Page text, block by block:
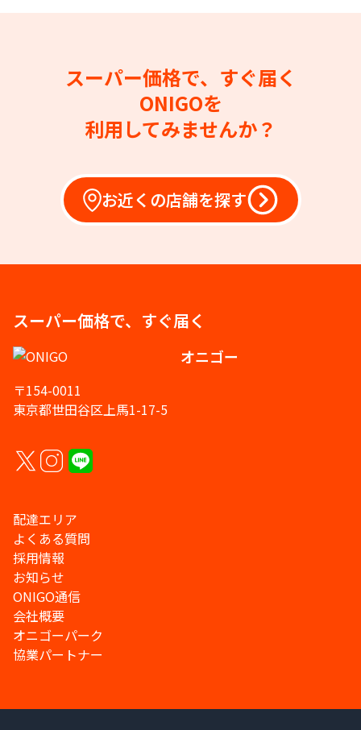
スーパー価格で、すぐ届く
ONIGOを
利用してみませんか？
お近くの店舗を探す
スーパー価格で、すぐ届く
オニゴー
〒154-0011
東京都世田谷区上馬1-17-5
配達エリア
よくある質問
採用情報
お知らせ
ONIGO通信
会社概要
オニゴーパーク
協業パートナー